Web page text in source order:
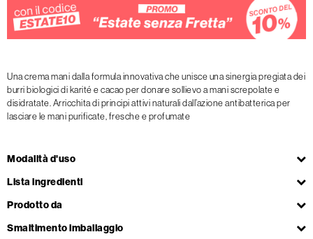
Una crema mani dalla formula innovativa che unisce una sinergia pregiata dei
burri biologici di karité e cacao per donare sollievo a mani screpolate e
disidratate. Arricchita di principi attivi naturali dall’azione antibatterica per
lasciare le mani purificate, fresche e profumate
Modalità d'uso
Lista ingredienti
Prodotto da
Smaltimento imballaggio